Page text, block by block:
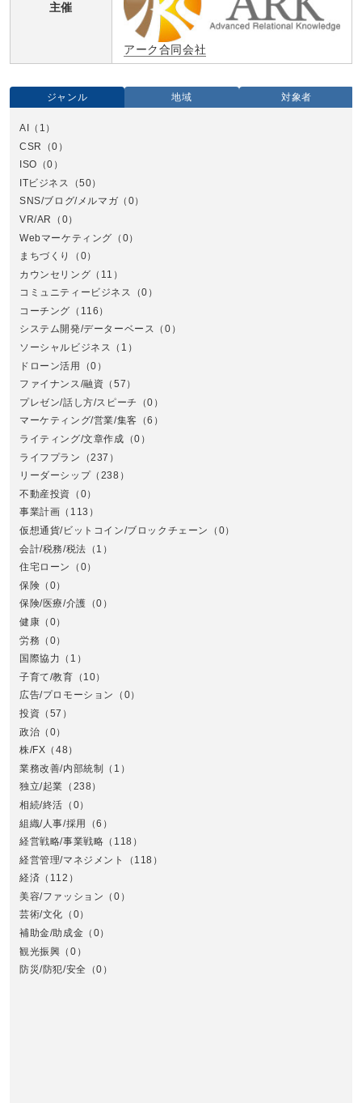
主催
アーク合同会社
ジャンル 地域 対象者
AI
（1）
CSR
（0）
ISO （0）
ITビジネス
（50）
SNS/ブログ/メルマガ （0）
VR/AR
（0）
Webマーケティング （0）
まちづくり
（0）
カウンセリング （11）
コミュニティービジネス
（0）
コーチング （116）
システム開発/データーベース （0）
ソーシャルビジネス （1）
ドローン活用
（0）
ファイナンス/融資 （57）
プレゼン/話し方/スピーチ
（0）
マーケティング/営業/集客 （6）
ライティング/文章作成 （0）
ライフプラン
（237）
リーダーシップ（238）
不動産投資 （0）
事業計画 （113）
仮想通貨/ビットコイン/ブロックチェーン
（0）
会計/税務/税法 （1）
住宅ローン
（0）
保険 （0）
保険/医療/介護 （0）
健康 （0）
労務 （0）
国際協力 （1）
子育て/教育 （10）
広告/プロモーション
（0）
投資 （57）
政治 （0）
株/FX （48）
業務改善/内部統制 （1）
独立/起業 （238）
相続/終活 （0）
組織/人事/採用
（6）
経営戦略/事業戦略 （118）
経営管理/マネジメント
（118）
経済 （112）
美容/ファッション （0）
芸術/文化 （0）
補助金/助成金 （0）
観光振興 （0）
防災/防犯/安全
（0）